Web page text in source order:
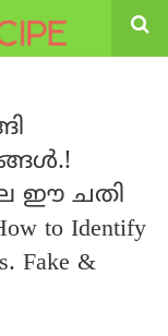
ഈ ചതി
to Identify
Fake &